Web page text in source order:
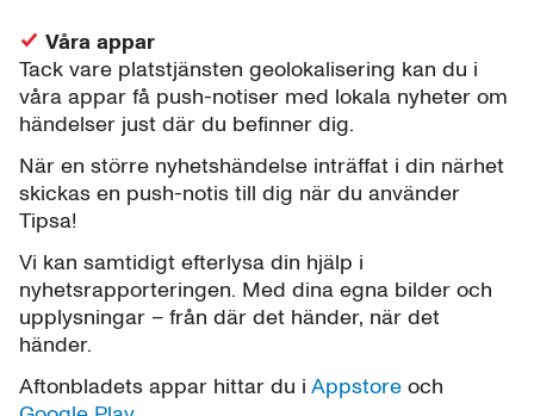
Våra appar
Tack vare platstjänsten geolokalisering kan du i
våra appar få push-notiser med lokala nyheter om
händelser just där du befinner dig.
När en större nyhetshändelse inträffat i din närhet
skickas en push-notis till dig när du använder
Tipsa!
Vi kan samtidigt efterlysa din hjälp i
nyhetsrapporteringen. Med dina egna bilder och
upplysningar – från där det händer, när det
händer.
Aftonbladets appar hittar du i Appstore och